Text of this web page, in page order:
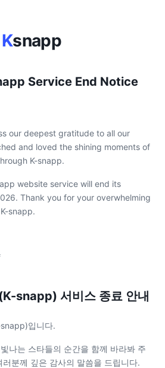
Ksnapp
Service End Notice
our deepest gratitude to all our
and loved the shining moments of
K-snapp.
website service will end its
Thank you for your overwhelming
snapp.
snapp) 서비스 종료 안내
입니다.
나는 스타들의 순간을 함께 바라봐 주
분께 깊은 감사의 말씀을 드립니다.